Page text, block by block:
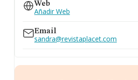
Web
Añadir Web
Email
sandra@revistaplacet.com